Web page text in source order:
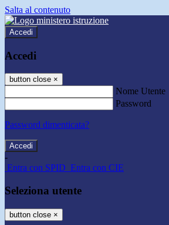
Salta al contenuto
Accedi
Accedi
button close ×
Nome Utente
Password
Password dimenticata?
-
Entra con SPID Entra con CIE
Seleziona utente
button close ×